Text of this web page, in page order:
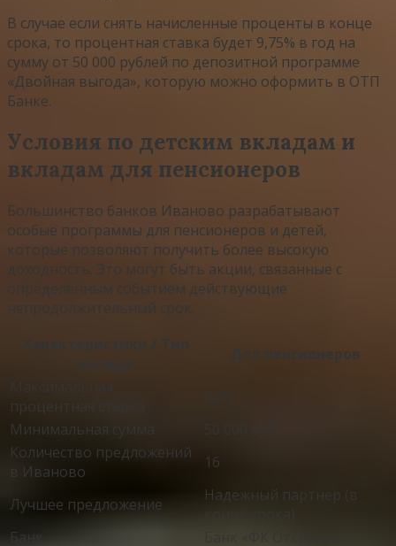
В случае если снять начисленные проценты в конце
срока, то процентная ставка будет 9,75% в год на
сумму от 50 000 рублей по депозитной программе
«Двойная выгода», которую можно оформить в ОТП
Банке.
Условия по детским вкладам и
вкладам для пенсионеров
Большинство банков Иваново разрабатывают
особые программы для пенсионеров и детей,
которые позволяют получить более высокую
доходность. Это могут быть акции, связанные с
определенным событием действующие
непродолжительный срок.
Для пенсионеров
процентная ставка
Минимальная сумма
Количество предложений
в Иваново
16
Лучшее предложение
Надежный партнер (в
конце срока)
Банк